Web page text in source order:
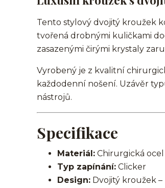
Tento stylový dvojitý kroužek
tvořená drobnými kuličkami
zasazenými čirými krystaly
Vyrobený je z kvalitní
každodenní nošení. Uzávěr
nástrojů.
Specifikace
Materiál: Chirurgická ocel
Typ zapínání: Clicker
Design: Dvojitý kroužek